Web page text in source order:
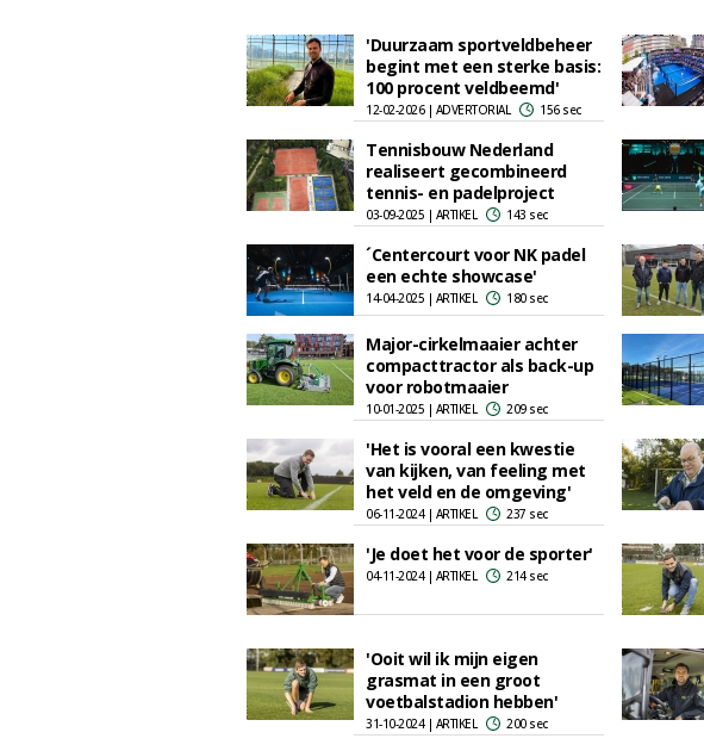
'Duurzaam sportveldbeheer
begint met een sterke basis:
100 procent veldbeemd'
12-02-2026 | ADVERTORIAL 156 sec
Tennisbouw Nederland
realiseert gecombineerd
tennis- en padelproject
03-09-2025 | ARTIKEL 143 sec
´Centercourt voor NK padel
een echte showcase'
14-04-2025 | ARTIKEL 180 sec
Major-cirkelmaaier achter
compacttractor als back-up
voor robotmaaier
10-01-2025 | ARTIKEL 209 sec
'Het is vooral een kwestie
van kijken, van feeling met
het veld en de omgeving'
06-11-2024 | ARTIKEL 237 sec
'Je doet het voor de sporter'
04-11-2024 | ARTIKEL 214 sec
'Ooit wil ik mijn eigen
grasmat in een groot
voetbalstadion hebben'
31-10-2024 | ARTIKEL 200 sec